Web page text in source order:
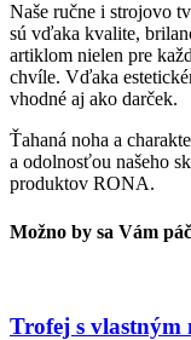
Naše ručne i strojovo
sú vďaka kvalite,
artiklom nielen pre
chvíle. Vďaka
vhodné aj ako darček.
Ťahaná noha a
a odolnosťou našeho
produktov RONA.
Možno by sa Vám
Trofej s vlastným